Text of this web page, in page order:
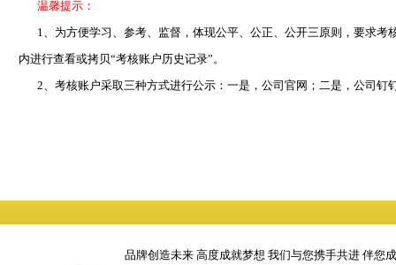
温馨提示：
1、为方便学习、参考、监督，体现公平、公正、公开三原则，要求考
内进行查看或拷贝“考核账户历史记录”。
2、考核账户采取三种方式进行公示：一是，公司官网；二是， 公司钉
品牌创造未来 高度成就梦想 我们与您携手共进 伴您